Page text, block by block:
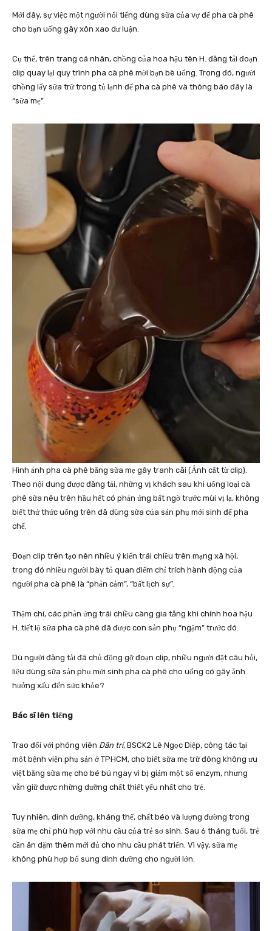
Mới đây, sự việc một người nổi tiếng dùng sữa của vợ để pha cà phê
cho bạn uống gây xôn xao dư luận.
Cụ thể, trên trang cá nhân, chồng của hoa hậu tên H. đăng tải đoạn
clip quay lại quy trình pha cà phê mời bạn bè uống. Trong đó, người
chồng lấy sữa trữ trong tủ lạnh để pha cà phê và thông báo đây là
“sữa mẹ”.
Hình ảnh pha cà phê bằng sữa mẹ gây tranh cãi (Ảnh cắt từ clip).
Theo nội dung được đăng tải, những vị khách sau khi uống loại cà
phê sữa nêu trên hầu hết có phản ứng bất ngờ trước mùi vị lạ, không
biết thứ thức uống trên đã dùng sữa của sản phụ mới sinh để pha
chế.
Đoạn clip trên tạo nên nhiều ý kiến trái chiều trên mạng xã hội,
trong đó nhiều người bày tỏ quan điểm chỉ trích hành động của
người pha cà phê là “phản cảm”, “bất lịch sự”.
Thậm chí, các phản ứng trái chiều càng gia tăng khi chính hoa hậu
H. tiết lộ sữa pha cà phê đã được con sản phụ “ngậm” trước đó.
Dù người đăng tải đã chủ động gỡ đoạn clip, nhiều người đặt câu hỏi,
liệu dùng sữa sản phụ mới sinh pha cà phê cho uống có gây ảnh
hưởng xấu đến sức khỏe?
Bác sĩ lên tiếng
Trao đổi với phóng viên Dân trí, BSCK2 Lê Ngọc Diệp, công tác tại
một bệnh viện phụ sản ở TPHCM, cho biết sữa mẹ trữ đông không ưu
việt bằng sữa mẹ cho bé bú ngay vì bị giảm một số enzym, nhưng
vẫn giữ được những dưỡng chất thiết yếu nhất cho trẻ.
Tuy nhiên, dinh dưỡng, kháng thể, chất béo và lượng đường trong
sữa mẹ chỉ phù hợp với nhu cầu của trẻ sơ sinh. Sau 6 tháng tuổi, trẻ
cần ăn dặm thêm mới đủ cho nhu cầu phát triển. Vì vậy, sữa mẹ
không phù hợp bổ sung dinh dưỡng cho người lớn.